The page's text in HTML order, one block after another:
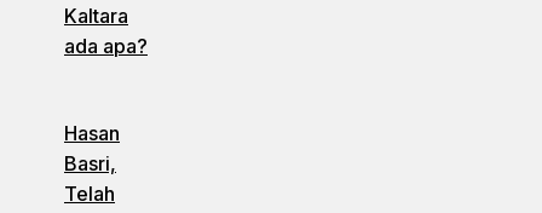
Kaltara
ada apa?
Hasan
Basri,
Telah